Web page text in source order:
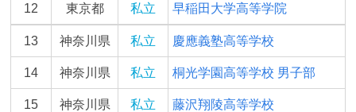
12 東京都 私立 早稲田大学高等学院
13 神奈川県 私立 慶應義塾高等学校
14 神奈川県 私立 桐光学園高等学校 男子部
15 神奈川県 私立 藤沢翔陵高等学校